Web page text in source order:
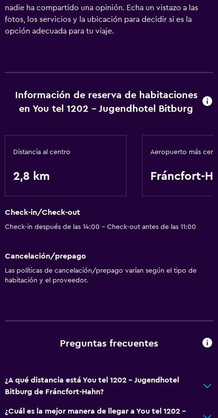
nadie ha compartido una opinión. Echa un vistazo a las
fotos, los servicios y la ubicación para decidir si es la
opción adecuada para tu viaje.
Información de reserva de habitaciones
en You tel 1202 - Jugendhotel Bitburg
Distancia al centro
2,8 km
Aeropuerto más
Fráncfort-
Check-in/Check-out
Check-in después de las 14:00 - Check-out antes de las 11:00
Cancelación/prepago
Las políticas de cancelación/prepago varían según el tipo de
habitación y el proveedor.
Preguntas frecuentes
¿A qué distancia está You tel 1202 - Jugendhotel
Bitburg de Fráncfort-Hahn?
¿Cuál es la mejor manera de llegar a You tel 1202 -